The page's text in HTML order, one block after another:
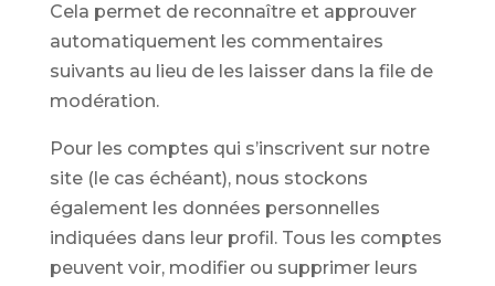
Cela permet de reconnaître et approuver
automatiquement les commentaires
suivants au lieu de les laisser dans la file de
modération.
Pour les comptes qui s’inscrivent sur notre
site (le cas échéant), nous stockons
également les données personnelles
indiquées dans leur profil. Tous les comptes
peuvent voir, modifier ou supprimer leurs